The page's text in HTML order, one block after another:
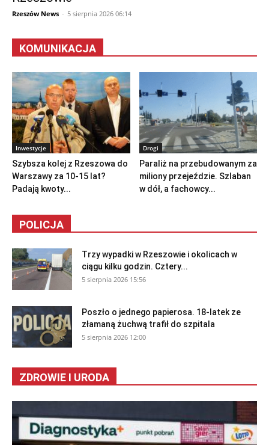
Rzeszów News - 5 sierpnia 2026 06:14
KOMUNIKACJA
Inwestycje
Szybsza kolej z Rzeszowa do
Warszawy za 10-15 lat?
Padają kwoty...
Drogi
Paraliż na przebudowanym za
miliony przejeździe. Szlaban
w dół, a fachowcy...
POLICJA
Trzy wypadki w Rzeszowie i okolicach w
ciągu kilku godzin. Cztery...
5 sierpnia 2026 15:56
Poszło o jednego papierosa. 18-latek ze
złamaną żuchwą trafił do szpitala
5 sierpnia 2026 12:00
ZDROWIE I URODA